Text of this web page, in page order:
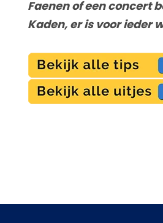
Faenen of een concert
Kaden, er is voor ieder